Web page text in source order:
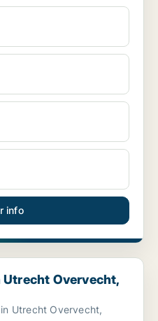
info
Utrecht
Overvecht,
Utrecht Overvecht,